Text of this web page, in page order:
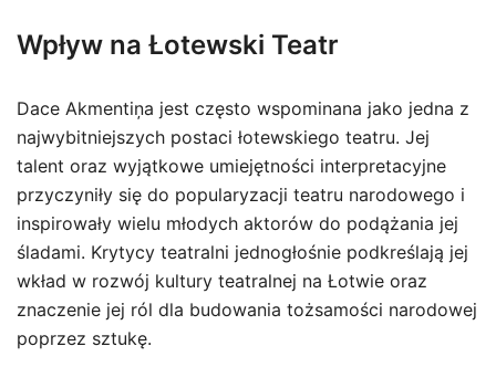
Wpływ na Łotewski Teatr
Dace Akmentiņa jest często wspominana jako jedna z
najwybitniejszych postaci łotewskiego teatru. Jej
talent oraz wyjątkowe umiejętności interpretacyjne
przyczyniły się do popularyzacji teatru narodowego i
inspirowały wielu młodych aktorów do podążania jej
śladami. Krytycy teatralni jednogłośnie podkreślają jej
wkład w rozwój kultury teatralnej na Łotwie oraz
znaczenie jej ról dla budowania tożsamości narodowej
poprzez sztukę.